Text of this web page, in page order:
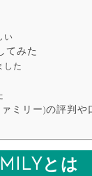
い
てみた
した
ミリー)の評判や
とは